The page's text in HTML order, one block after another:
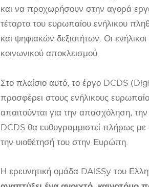
και να προχωρήσουν στην αγορά
τέταρτο του ευρωπαίου ενήλικου
και ψηφιακών δεξιοτήτων. Οι
κοινωνικού αποκλεισμού.
Στο πλαίσιο αυτό, το έργο DCDS
προσφέρει στους ενήλικους
απαιτούνται για την απασχόληση,
DCDS θα ευθυγραμμιστεί πλήρως
την υιοθέτησή του στην Ευρώπη.
Η ερευνητική ομάδα DAISSy του